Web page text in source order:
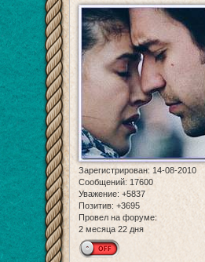
Зарегистрирован: 14-08-2010
Сообщений: 17600
Уважение: +5837
Позитив: +3695
Провел на форуме:
2 месяца 22 дня